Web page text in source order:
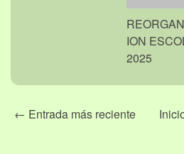
ION
2025
← Entrada más reciente